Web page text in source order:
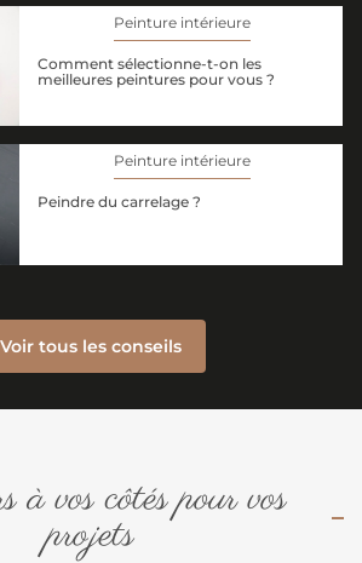
Peinture intérieure
Comment sélectionne-t-on les
meilleures peintures pour vous ?
Peinture intérieure
Peindre du carrelage ?
Voir tous les conseils
à vos côtés pour vos
projets